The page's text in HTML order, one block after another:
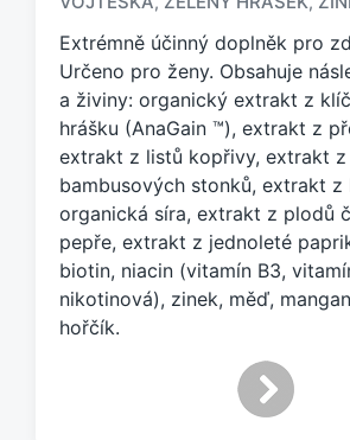
č
e
n
o
a
g
e
m
:
Extrémně účinný doplněk pro
Určeno pro ženy. Obsahuje
a živiny: organický extrakt z
hrášku (AnaGain ™), extrakt z
extrakt z listů kopřivy, extrakt z
bambusových stonků, extrakt z
organická síra, extrakt z plodů
pepře, extrakt z jednoleté
biotin, niacin (vitamín B3,
nikotinová), zinek, měď,
hořčík.